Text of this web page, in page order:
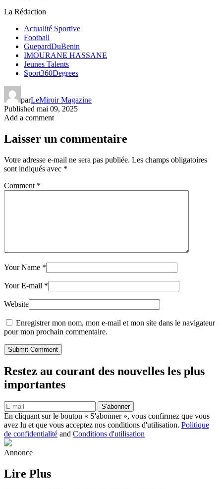
La Rédaction
Actualité Sportive
Football
GuepardDuBenin
IMOURANE HASSANE
Jeunes Talents
Sport360Degrees
parLeMiroir Magazine
Published mai 09, 2025
Add a comment
Laisser un commentaire
Votre adresse e-mail ne sera pas publiée. Les champs obligatoires
sont indiqués avec *
Comment *
Your Name *
Your E-mail *
Website
Enregistrer mon nom, mon e-mail et mon site dans le navigateur
pour mon prochain commentaire.
Submit Comment
Restez au courant des nouvelles les plus
importantes
S'abonner
En cliquant sur le bouton « S'abonner », vous confirmez que vous
avez lu et que vous acceptez nos conditions d'utilisation. Politique
de confidentialité and Conditions d'utilisation
Annonce
Lire Plus